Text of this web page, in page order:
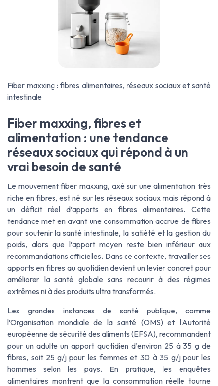
Fiber maxxing : fibres alimentaires, réseaux sociaux et santé
intestinale
Fiber maxxing, fibres et
alimentation : une tendance
réseaux sociaux qui répond à un
vrai besoin de santé
Le mouvementfiber maxxing, axé sur une alimentation très
riche en fibres, est né sur les réseaux sociaux mais répond à
un déficit réel d’apports en fibres alimentaires. Cette
tendance met en avant une consommation accrue de fibres
pour soutenir la santé intestinale, la satiété et la gestion du
poids, alors que l’apport moyen reste bien inférieur aux
recommandations officielles. Dans ce contexte, travailler ses
apports en fibres au quotidien devient un levier concret pour
améliorer la santé globale sans recourir à des régimes
extrêmes ni à des produits ultra transformés.
Les grandes instances de santé publique, comme
l’Organisation mondiale de la santé (OMS) et l’Autorité
européenne de sécurité des aliments (EFSA), recommandent
pour un adulte un apport quotidien d’environ 25 à 35 g de
fibres, soit 25 g/j pour les femmes et 30 à 35 g/j pour les
hommes selon les pays. En pratique, les enquêtes
alimentaires montrent que la consommation réelle tourne